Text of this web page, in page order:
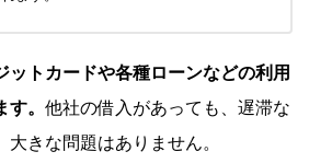
ットカードや各種ローンなどの利用
。 他社の借入があっても、遅滞な
大きな問題はありません。